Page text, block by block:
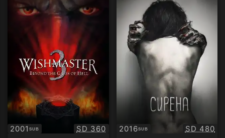
2001SUB
Субтитри Качество:
SD 360 2016SUB
Субтитри SD 480